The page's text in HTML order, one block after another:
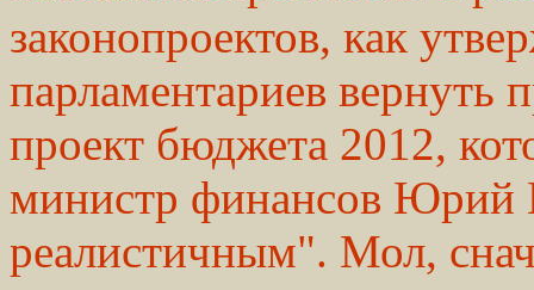
законопроектов, как
парламентариев вернуть
проект бюджета 2012,
министр финансов Юрий
реалистичным". Мол,